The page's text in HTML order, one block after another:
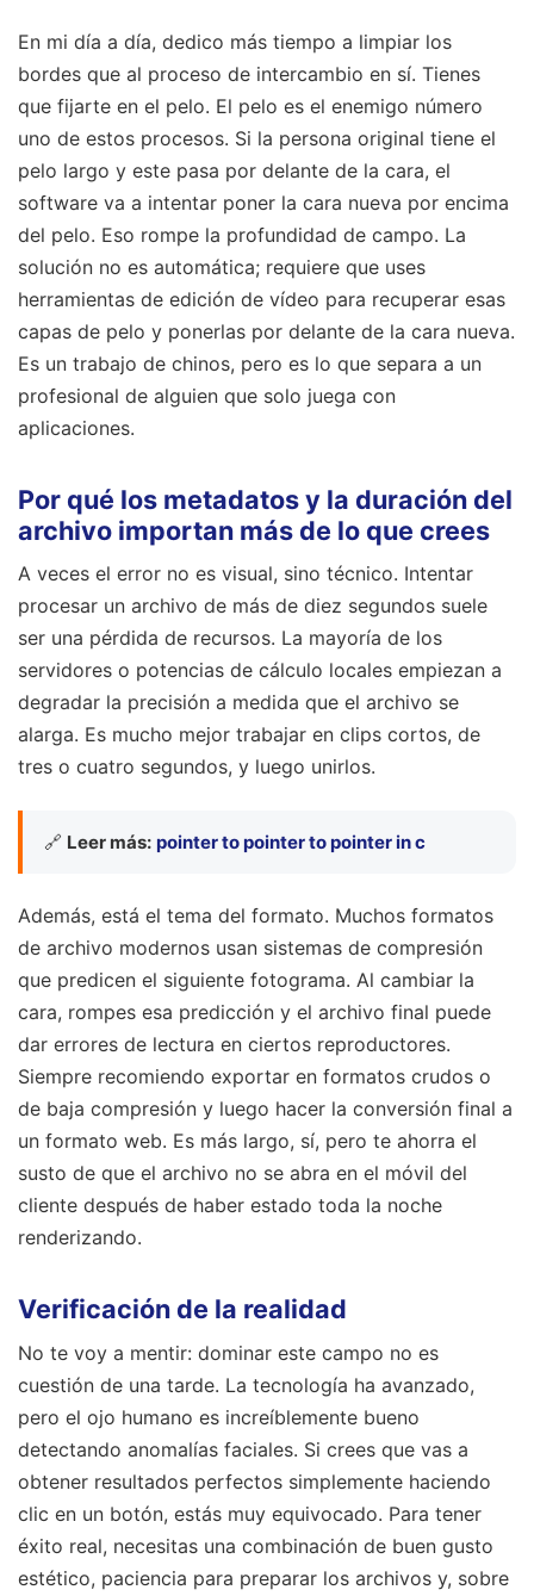
En mi día a día, dedico más tiempo a limpiar los
bordes que al proceso de intercambio en sí. Tienes
que fijarte en el pelo. El pelo es el enemigo número
uno de estos procesos. Si la persona original tiene el
pelo largo y este pasa por delante de la cara, el
software va a intentar poner la cara nueva por encima
del pelo. Eso rompe la profundidad de campo. La
solución no es automática; requiere que uses
herramientas de edición de vídeo para recuperar esas
capas de pelo y ponerlas por delante de la cara nueva.
Es un trabajo de chinos, pero es lo que separa a un
profesional de alguien que solo juega con
aplicaciones.
Por qué los metadatos y la duración del
archivo importan más de lo que crees
A veces el error no es visual, sino técnico. Intentar
procesar un archivo de más de diez segundos suele
ser una pérdida de recursos. La mayoría de los
servidores o potencias de cálculo locales empiezan a
degradar la precisión a medida que el archivo se
alarga. Es mucho mejor trabajar en clips cortos, de
tres o cuatro segundos, y luego unirlos.
🔗 Leer más: pointer to pointer to pointer in c
Además, está el tema del formato. Muchos formatos
de archivo modernos usan sistemas de compresión
que predicen el siguiente fotograma. Al cambiar la
cara, rompes esa predicción y el archivo final puede
dar errores de lectura en ciertos reproductores.
Siempre recomiendo exportar en formatos crudos o
de baja compresión y luego hacer la conversión final a
un formato web. Es más largo, sí, pero te ahorra el
susto de que el archivo no se abra en el móvil del
cliente después de haber estado toda la noche
renderizando.
Verificación de la realidad
No te voy a mentir: dominar este campo no es
cuestión de una tarde. La tecnología ha avanzado,
pero el ojo humano es increíblemente bueno
detectando anomalías faciales. Si crees que vas a
obtener resultados perfectos simplemente haciendo
clic en un botón, estás muy equivocado. Para tener
éxito real, necesitas una combinación de buen gusto
estético, paciencia para preparar los archivos y, sobre